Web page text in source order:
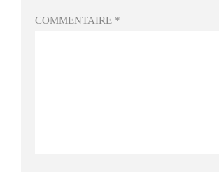
COMMENTAIRE *